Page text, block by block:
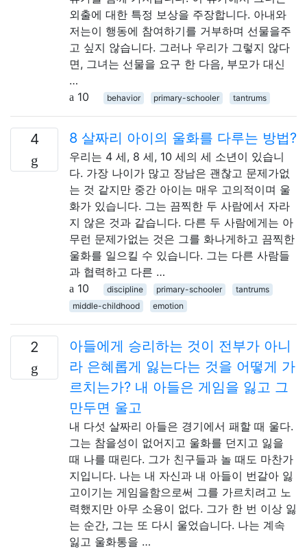
외출에 대한 특정 보상을 주장합니다. 아내와
저는이 행동에 참여하기를 거부하며 선물을주
고 싶지 않습니다. 그러나 우리가 그렇지 않다
면, 그녀는 선물을 요구 한 다음, 부모가 대신
…
10
behavior primary-schooler tantrums
4 8 살짜리 아이의 울화를 다루는 방법?
우리는 4 세, 8 세, 10 세의 세 소년이 있습니
다. 가장 나이가 많고 장남은 괜찮고 문제가없
는 것 같지만 중간 아이는 매우 고의적이며 울
화가 있습니다. 그는 끔찍한 두 사람에서 자라
지 않은 것과 같습니다. 다른 두 사람에게는 아
무런 문제가없는 것은 그를 화나게하고 끔찍한
울화를 일으킬 수 있습니다. 그는 다른 사람들
과 협력하고 다른 …
10
discipline primary-schooler
tantrums
middle-childhood
emotion
2
아들에게 승리하는 것이 전부가 아니
라 은혜롭게 잃는다는 것을 어떻게 가
르치는가? 내 아들은 게임을 잃고 그
만두면 울고
내 다섯 살짜리 아들은 경기에서 패할 때 울다.
그는 참을성이 없어지고 울화를 던지고 잃을
때 나를 때린다. 그가 친구들과 놀 때도 마찬가
지입니다. 나는 내 자신과 내 아들이 번갈아 잃
고이기는 게임을함으로써 그를 가르치려고 노
력했지만 아무 소용이 없다. 그가 한 번 이상 잃
는 순간, 그는 또 다시 울었습니다. 나는 계속
잃고 울화통을 …